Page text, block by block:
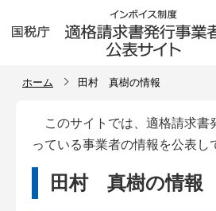
ホーム 田村 真樹の情報
このサイトでは、適格請求書
っている事業者の情報を公表し
田村 真樹の情報